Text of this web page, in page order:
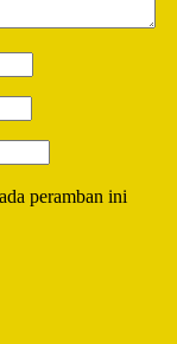
peramban ini